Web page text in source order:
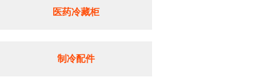
医药冷藏柜
制冷配件